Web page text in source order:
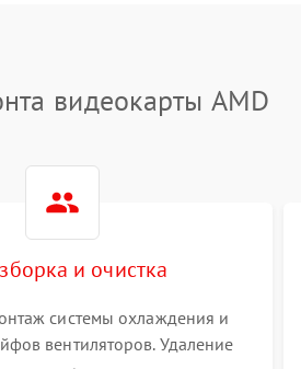
видеокарты AMD
и очистка
системы охлаждения и
вентиляторов. Удаление